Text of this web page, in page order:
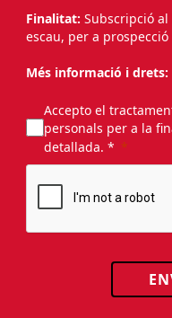
Finalitat: Subscripció
escau, per a
Més informació i drets:
Accepto el
personals per a la
detallada. *